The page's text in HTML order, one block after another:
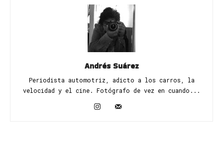
Andrés Suárez
Periodista automotriz, adicto a los carros, la
velocidad y el cine. Fotógrafo de vez en cuando...